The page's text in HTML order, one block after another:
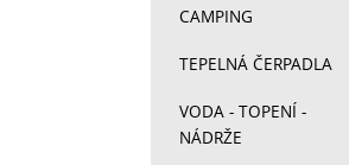
CAMPING
TEPELNÁ ČERPADLA
VODA - TOPENÍ -
NÁDRŽE